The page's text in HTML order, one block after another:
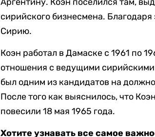
сирийского бизнесмена. Благодаря
Сирию.
Коэн работал в Дамаске с 1961 по
отношения с ведущими
был одним из кандидатов на
После того как выяснилось, что
повесили 18 мая 1965 года.
Хотите узнавать все самое